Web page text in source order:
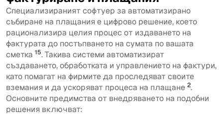
Специализираният софтуер за автоматизирано
събиране на плащания е цифрово решение, което
рационализира целия процес от издаването на
фактурата до постъпването на сумата по вашата
сметка 15. Такива системи автоматизират
създаването, обработката и управлението на фактури,
като помагат на фирмите да проследяват своите
вземания и да ускоряват процеса на плащане 2.
Основните предимства от внедряването на подобни
решения включват: